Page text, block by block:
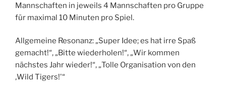
Mannschaften in jeweils 4 Mannschaften pro Gruppe
für maximal 10 Minuten pro Spiel.
Allgemeine Resonanz: „Super Idee; es hat irre Spaß
gemacht!“, „Bitte wiederholen!“, „Wir kommen
nächstes Jahr wieder!“, „Tolle Organisation von den
‚Wild Tigers!'“